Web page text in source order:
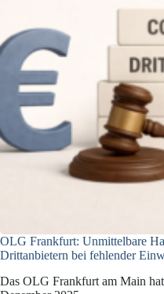
OLG Frankfurt: Unmittelbare
Drittanbietern bei fehlender
Das OLG Frankfurt am Main